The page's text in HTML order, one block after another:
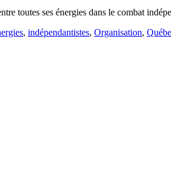
toutes ses énergies dans le combat
, indépendantistes, Organisation,